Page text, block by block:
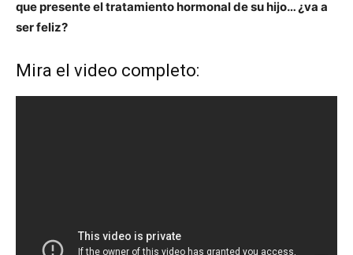
que presente el tratamiento hormonal de su hijo… ¿va a
ser feliz?
Mira el video completo: